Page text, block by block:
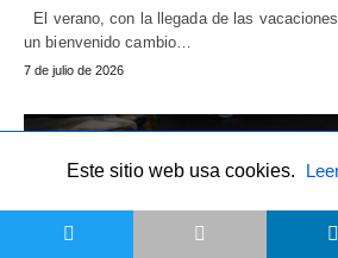
El verano, con la llegada de las
un bienvenido cambio…
7 de julio de 2026
Este sitio web usa cookies.